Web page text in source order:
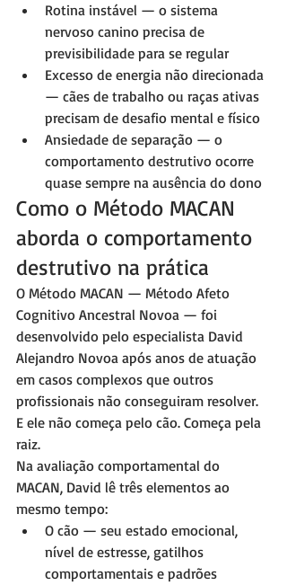
Rotina instável — o sistema
nervoso canino precisa de
previsibilidade para se regular
Excesso de energia não direcionada
— cães de trabalho ou raças ativas
precisam de desafio mental e físico
Ansiedade de separação — o
comportamento destrutivo ocorre
quase sempre na ausência do dono
Como o Método MACAN
aborda o comportamento
destrutivo na prática
O Método MACAN — Método Afeto
Cognitivo Ancestral Novoa — foi
desenvolvido pelo especialista David
Alejandro Novoa após anos de atuação
em casos complexos que outros
profissionais não conseguiram resolver.
E ele não começa pelo cão. Começa pela
raiz.
Na avaliação comportamental do
MACAN, David lê três elementos ao
mesmo tempo:
O cão — seu estado emocional,
nível de estresse, gatilhos
comportamentais e padrões